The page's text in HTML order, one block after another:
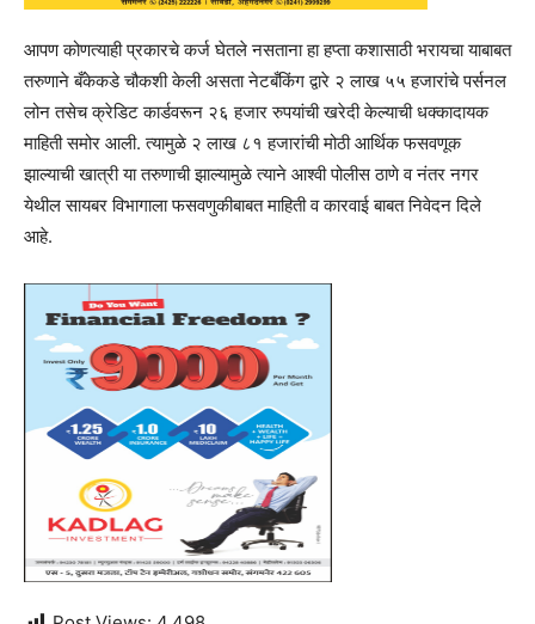
आपण कोणत्याही प्रकारचे कर्ज घेतले नसताना हा हप्ता कशासाठी भरायचा याबाबत
तरुणाने बँकेकडे चौकशी केली असता नेटबँकिंग द्वारे २ लाख ५५ हजारांचे पर्सनल
लोन तसेच क्रेडिट कार्डवरून २६ हजार रुपयांची खरेदी केल्याची धक्कादायक
माहिती समोर आली. त्यामुळे २ लाख ८१ हजारांची मोठी आर्थिक फसवणूक
झाल्याची खात्री या तरुणाची झाल्यामुळे त्याने आश्वी पोलीस ठाणे व नंतर नगर
येथील सायबर विभागाला फसवणुकीबाबत माहिती व कारवाई बाबत निवेदन दिले
आहे.